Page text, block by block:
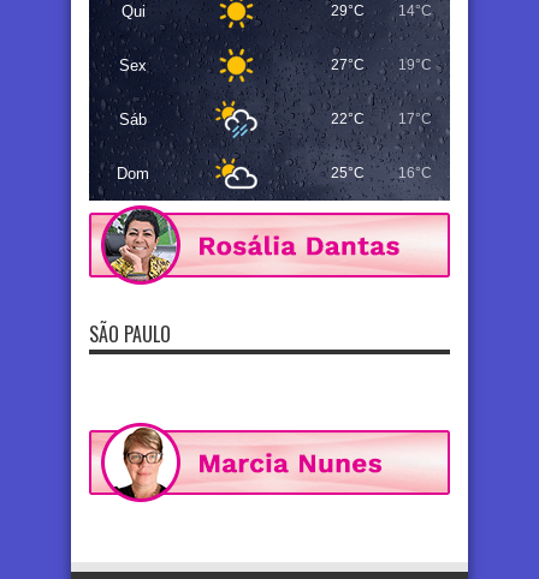
Qui 29°C 14°C
Sex 27°C 19°C
Sáb 22°C 17°C
Dom 25°C 16°C
SÃO PAULO